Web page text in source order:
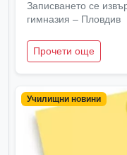
Записването се
гимназия – Пловдив
Прочети още
Училищни новини